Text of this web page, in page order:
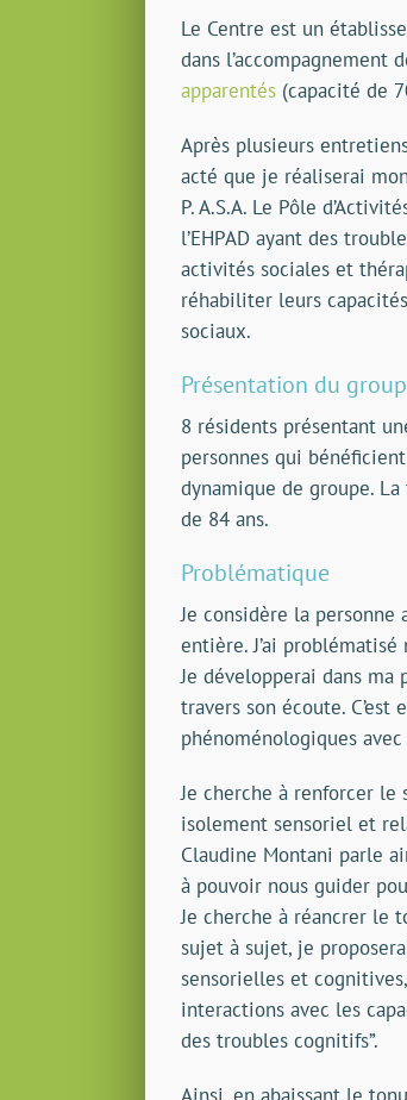
Le Centre est un
dans l’accompagnement
apparentés(capacité de
Après plusieurs
acté que je réaliserai
P. A.S.A. Le Pôle
l’EHPAD ayant des
activités sociales et
réhabiliter leurs
sociaux.
Présentation du
8 résidents présentant
personnes qui
dynamique de groupe.
de 84 ans.
Problématique
Je considère la
entière. J’ai
Je développerai dans
travers son écoute. C’est
phénoménologiques
Je cherche à renforcer le
isolement sensoriel et
Claudine Montani parle
à pouvoir nous guider
Je cherche à réancrer le
sujet à sujet, je
sensorielles et
interactions avec les
des troubles cognitifs”.